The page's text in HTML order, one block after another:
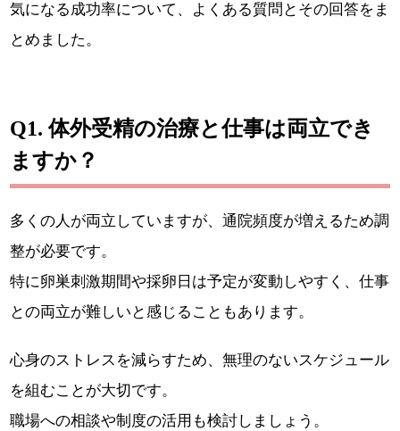
気になる成功率について、よくある質問とその回答をま
とめました。
Q1. 体外受精の治療と仕事は両立でき
ますか？
多くの人が両立していますが、通院頻度が増えるため調
整が必要です。
特に卵巣刺激期間や採卵日は予定が変動しやすく、仕事
との両立が難しいと感じることもあります。
心身のストレスを減らすため、無理のないスケジュール
を組むことが大切です。
職場への相談や制度の活用も検討しましょう。